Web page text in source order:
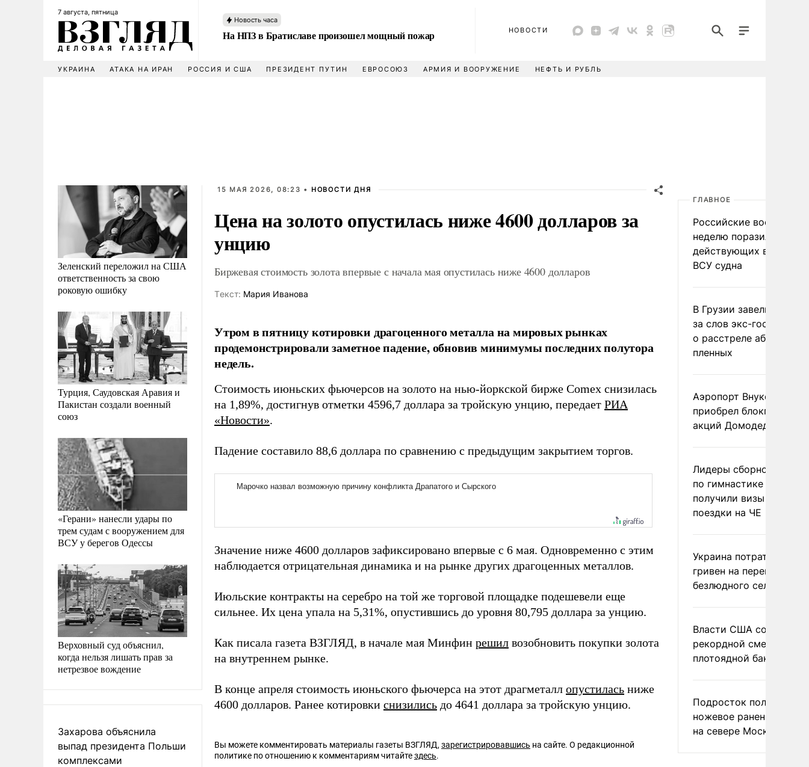
7 августа, пятница
Новость часа
На НПЗ в Братиславе произошел мощный пожар НОВОСТИ
УКРАИНА АТАКА НА ИРАН РОССИЯ И США ПРЕЗИДЕНТ ПУТИН ЕВРОСОЮЗ АРМИЯ И ВООРУЖЕНИЕ НЕФТЬ И РУБЛЬ
Зеленский переложил на США
ответственность за свою
роковую ошибку
Турция, Саудовская Аравия и
Пакистан создали военный
союз
«Герани» нанесли удары по
трем судам с вооружением для
ВСУ у берегов Одессы
Верховный суд объяснил,
когда нельзя лишать прав за
нетрезвое вождение
Захарова объяснила
выпад президента Польши
комплексами
15 МАЯ 2026, 08:23 • НОВОСТИ ДНЯ
Цена на золото опустилась ниже 4600 долларов за
унцию
Биржевая стоимость золота впервые с начала мая опустилась ниже 4600 долларов
Tекст: Мария Иванова
Утром в пятницу котировки драгоценного металла на мировых рынках
продемонстрировали заметное падение, обновив минимумы последних полутора
недель.
Стоимость июньских фьючерсов на золото на нью-йоркской бирже Comex снизилась
на 1,89%, достигнув отметки 4596,7 доллара за тройскую унцию, передает РИА
«Новости».
Падение составило 88,6 доллара по сравнению с предыдущим закрытием торгов.
Значение ниже 4600 долларов зафиксировано впервые с 6 мая. Одновременно с этим
наблюдается отрицательная динамика и на рынке других драгоценных металлов.
Июльские контракты на серебро на той же торговой площадке подешевели еще
сильнее. Их цена упала на 5,31%, опустившись до уровня 80,795 доллара за унцию.
Как писала газета ВЗГЛЯД, в начале мая Минфин решил возобновить покупки золота
на внутреннем рынке.
В конце апреля стоимость июньского фьючерса на этот драгметалл опустилась ниже
4600 долларов. Ранее котировки снизились до 4641 доллара за тройскую унцию.
Вы можете комментировать материалы газеты ВЗГЛЯД, зарегистрировавшись на сайте. О редакционной
политике по отношению к комментариям читайтездесь.
ГЛАВНОЕ
Российские военные за
неделю поразили 34
действующих в
ВСУ судна
В Грузии завели дело
за слов экс-
о расстреле абхазских
пленных
Аэропорт Внуково
приобрел блокпакет
акций Домодедово
Лидеры сборной
по гимнастике не
получили визы для
поездки на ЧЕ
Украина потратила 1
гривен на
безлюдного села
Власти США сообщили
рекордной смертности
плотоядной бактерии
Подросток получил
ножевое ранение в
на севере Москвы